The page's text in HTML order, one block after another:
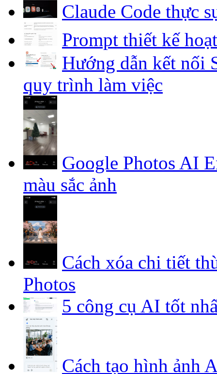
Claude Code thực
Prompt thiết kế
Hướng dẫn kết nối
quy trình làm việc
Google Photos AI
màu sắc ảnh
Cách xóa chi tiết
Photos
5 công cụ AI tốt
Cách tạo hình ảnh